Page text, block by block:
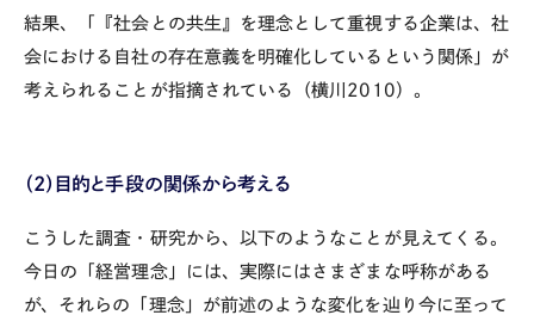
結果、「『社会との共生』を理念として重視する企業は、社
会における自社の存在意義を明確化しているという関係」が
考えられることが指摘されている（横川2010）。
（2）目的と手段の関係から考える
こうした調査・研究から、以下のようなことが見えてくる。
今日の「経営理念」には、実際にはさまざまな呼称がある
が、それらの「理念」が前述のような変化を辿り今に至って